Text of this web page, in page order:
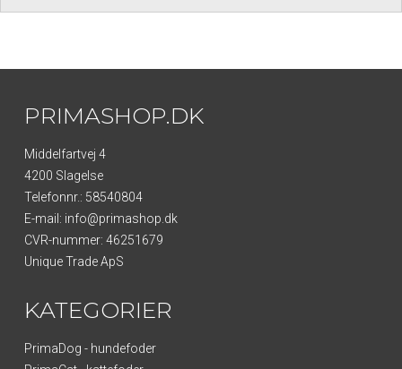
PRIMASHOP.DK
Middelfartvej 4
4200 Slagelse
Telefonnr.: 58540804
E-mail : info@primashop.dk
CVR-nummer: 46251679
Unique Trade ApS
KATEGORIER
PrimaDog - hundefoder